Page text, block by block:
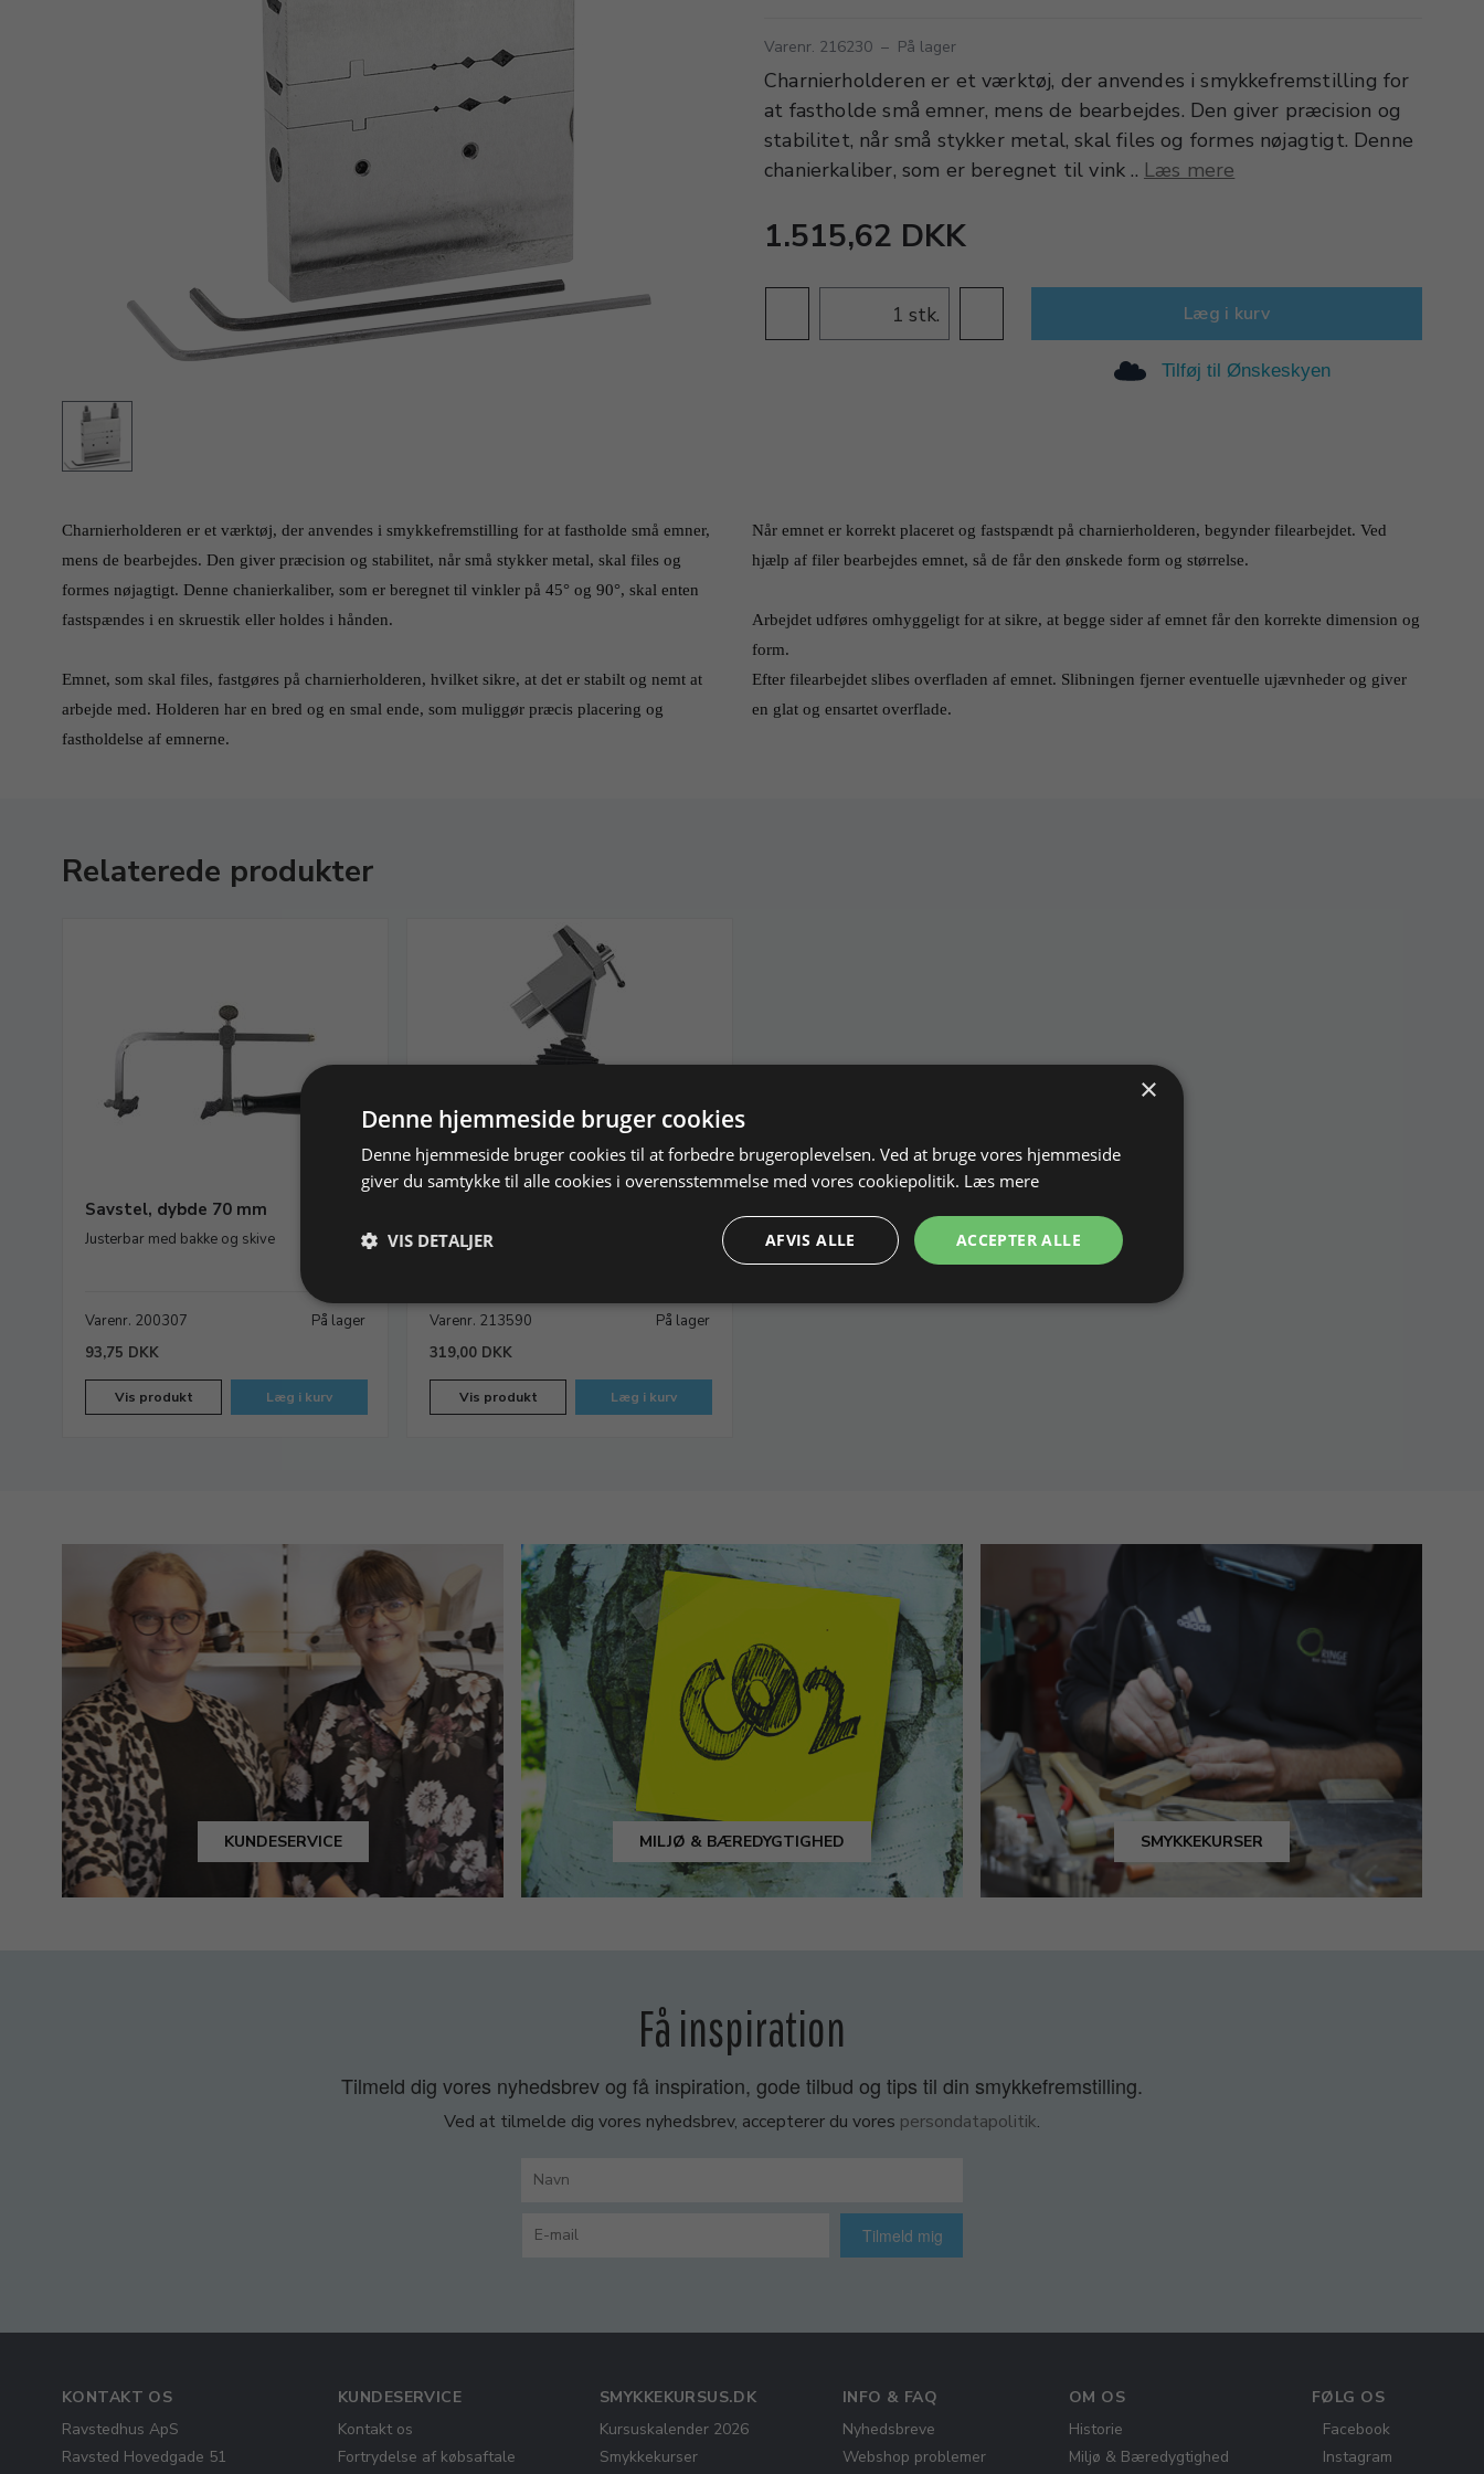
Varenr. 216230 – På lager
Charnierholderen er et værktøj, der anvendes i smykkefremstilling for
at fastholde små emner, mens de bearbejdes. Den giver præcision og
stabilitet, når små stykker metal, skal files og formes nøjagtigt. Denne
chanierkaliber, som er beregnet til vink .. Læs mere
1.515,62 DKK
stk. Læg i kurv
Tilføj til Ønskeskyen
Charnierholderen er et værktøj, der anvendes i smykkefremstilling for at fastholde små emner,
mens de bearbejdes. Den giver præcision og stabilitet, når små stykker metal, skal files og
formes nøjagtigt. Denne chanierkaliber, som er beregnet til vinkler på 45° og 90°, skal enten
fastspændes i en skruestik eller holdes i hånden.
Emnet, som skal files, fastgøres på charnierholderen, hvilket sikre, at det er stabilt og nemt at
arbejde med. Holderen har en bred og en smal ende, som muliggør præcis placering og
fastholdelse af emnerne.
Når emnet er korrekt placeret og fastspændt på charnierholderen, begynder filearbejdet. Ved
hjælp af filer bearbejdes emnet, så de får den ønskede form og størrelse.
Arbejdet udføres omhyggeligt for at sikre, at begge sider af emnet får den korrekte dimension og
form.
Efter filearbejdet slibes overfladen af emnet. Slibningen fjerner eventuelle ujævnheder og giver
en glat og ensartet overflade.
Relaterede produkter
Savstel, dybde 70 mm
Justerbar med bakke og skive
Varenr. 200307
På lager
93,75 DKK
Vis produkt Læg i kurv
og tvinge.
Varenr. 213590
På lager
319,00 DKK
Vis produkt Læg i kurv
KUNDESERVICE MILJØ & BÆREDYGTIGHED SMYKKEKURSER
Få inspiration
Tilmeld dig vores nyhedsbrev og få inspiration, gode tilbud og tips til din smykkefremstilling.
Ved at tilmelde dig vores nyhedsbrev, accepterer du vores persondatapolitik.
Tilmeld mig
KONTAKT OS
Ravstedhus ApS
Ravsted Hovedgade 51
KUNDESERVICE
Kontakt os
Fortrydelse af købsaftale
SMYKKEKURSUS.DK
Kursuskalender 2026
Smykkekurser
INFO & FAQ
Nyhedsbreve
Webshop problemer
OM OS
Historie
Miljø & Bæredygtighed
FØLG OS
Facebook
Instagram
×
Denne hjemmeside bruger cookies
Denne hjemmeside bruger cookies til at forbedre brugeroplevelsen. Ved at bruge vores hjemmeside
giver du samtykke til alle cookies i overensstemmelse med vores cookiepolitik. Læs mere
ACCEPTER ALLE
AFVIS ALLE
VIS DETALJER